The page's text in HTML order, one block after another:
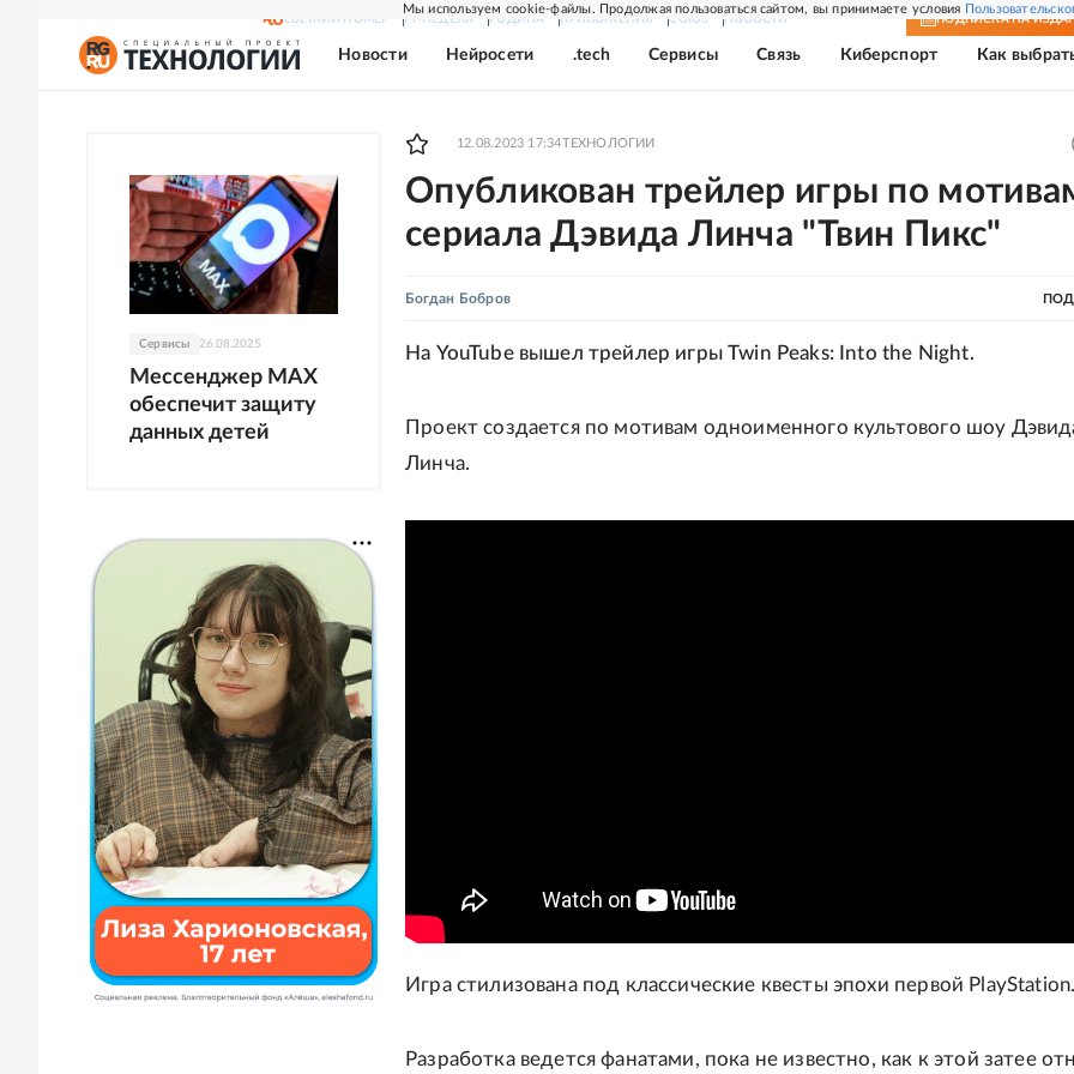
Мы используем cookie-файлы. Продолжая пользоваться сайтом, вы принимаете условия
СВЕЖИЙ НОМЕР РГ-НЕДЕЛЯ РОДИНА ПРИЛОЖЕНИЯ СОЮЗ НОВОСТИ ПОДПИСКА НА
Новости Нейросети .tech Сервисы Связь Киберспорт Как
Сервисы 26.08.2025
Мессенджер MAX
обеспечит защиту
данных детей
12.08.2023 17:34ТЕХНОЛОГИИ
Опубликован трейлер игры по
сериала Дэвида Линча "Твин Пикс"
Богдан Бобров
На YouTube вышел трейлер игры Twin Peaks: Into the Night.
Проект создается по мотивам одноименного культового шоу
Линча.
Игра стилизована под классические квесты эпохи первой
Разработка ведется фанатами, пока не известно, как к этой затее